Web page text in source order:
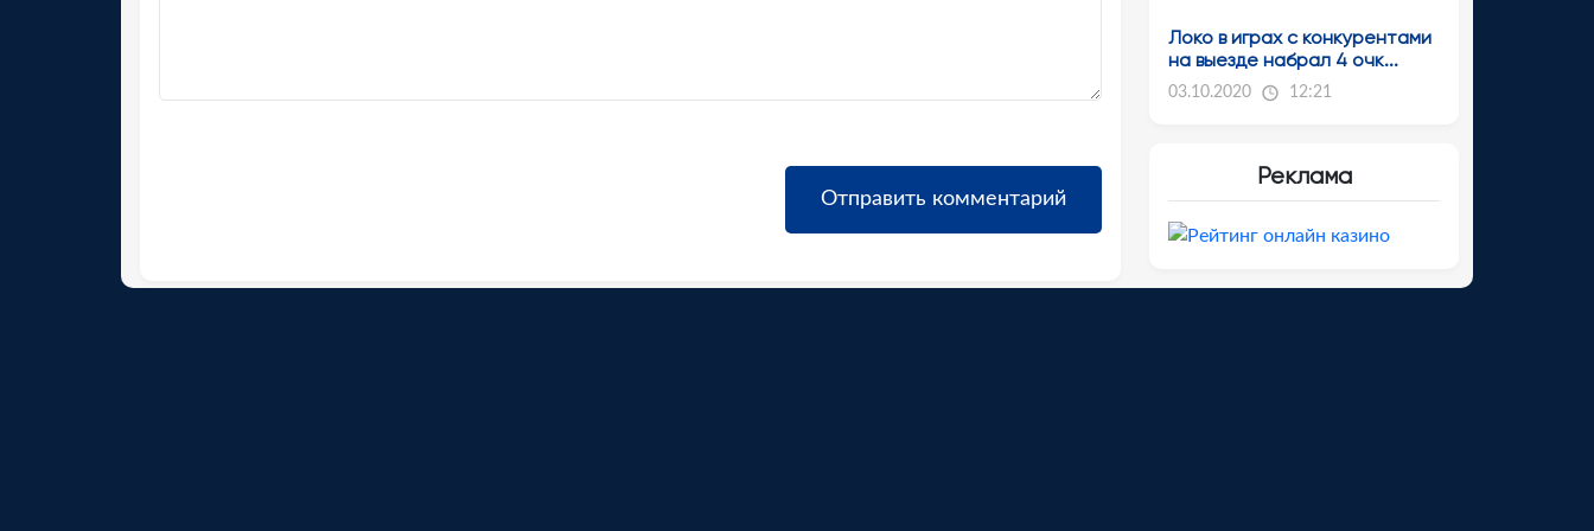
Локо в играх с конкурентами
на выезде набрал 4 очк...
03.10.2020 12:21
Реклама